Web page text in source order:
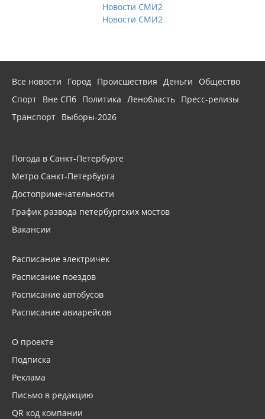
Новости СМИ2
Новости СМИ2
Все новости Город Происшествия Деньги
Общество
Спорт Вне СПб Политика Ленобласть Пресс-релизы
Транспорт Выборы-2026
Погода в Санкт-Петербурге
Метро Санкт-Петербурга
Достопримечательности
График развода петербургских мостов
Вакансии
Расписание электричек
Расписание поездов
Расписание автобусов
Расписание авиарейсов
О проекте
Подписка
Реклама
Письмо в редакцию
QR код компании